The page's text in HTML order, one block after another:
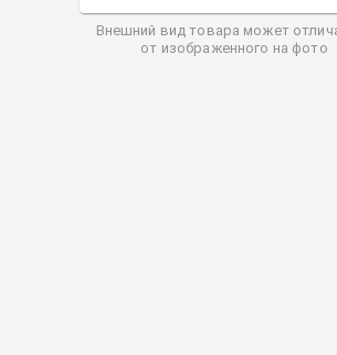
Внешний вид товара может
от изображенного на фото